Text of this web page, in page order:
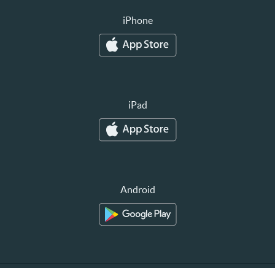
iPhone
iPad
Android